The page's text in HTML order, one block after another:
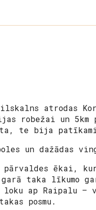
atrodas
robežai un 5km
te bija
un dažādas
pārvaldes ēkai,
taka līkumo
ap Raipalu –
posmu.